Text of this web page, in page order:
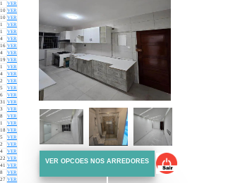
1
VER
10 VER
10 VER
1
VER
1
VER
4
VER
16 VER
4
VER
19 VER
1
VER
4
VER
2
VER
5
VER
6
VER
31 VER
3
VER
8
VER
1
VER
18 VER
5
VER
2
VER
4
VER
22 VER
41 VER
8
VER
27 VER
VER OPCOES NOS ARREDORES